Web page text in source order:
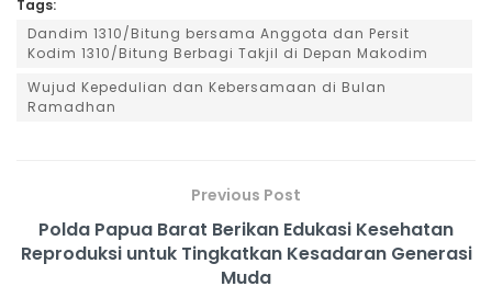
Tags:
Dandim 1310/Bitung bersama Anggota dan Persit
Kodim 1310/Bitung Berbagi Takjil di Depan Makodim
Wujud Kepedulian dan Kebersamaan di Bulan
Ramadhan
Previous Post
Polda Papua Barat Berikan Edukasi Kesehatan
Reproduksi untuk Tingkatkan Kesadaran Generasi
Muda